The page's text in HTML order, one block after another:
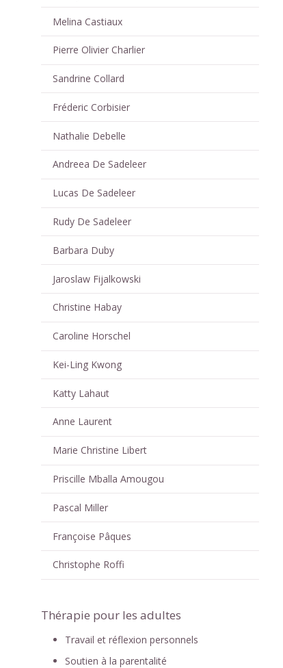
Melina Castiaux
Pierre Olivier Charlier
Sandrine Collard
Fréderic Corbisier
Nathalie Debelle
Andreea De Sadeleer
Lucas De Sadeleer
Rudy De Sadeleer
Barbara Duby
Jaroslaw Fijalkowski
Christine Habay
Caroline Horschel
Kei-Ling Kwong
Katty Lahaut
Anne Laurent
Marie Christine Libert
Priscille Mballa Amougou
Pascal Miller
Françoise Pâques
Christophe Roffi
Thérapie pour les adultes
Travail et réflexion personnels
Soutien à la parentalité